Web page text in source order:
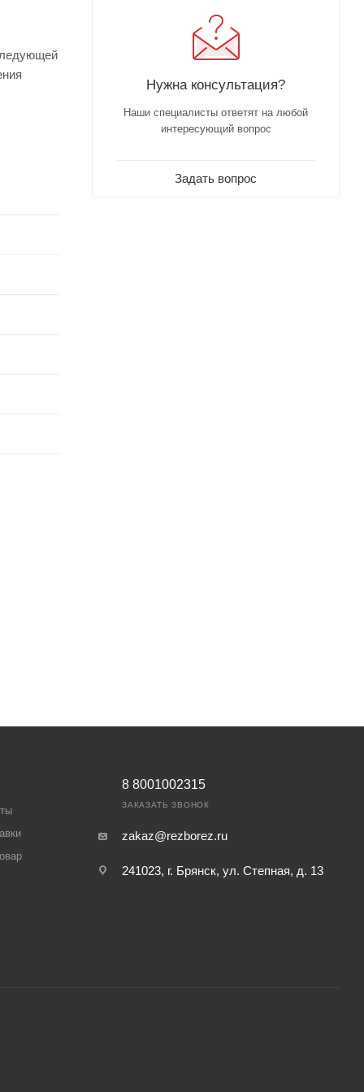
Нужна консультация?
Наши специалисты ответят на любой
интересующий вопрос
Задать вопрос
8 8001002315
ЗАКАЗАТЬ ЗВОНОК
zakaz@rezborez.ru
241023, г. Брянск, ул. Степная, д. 13